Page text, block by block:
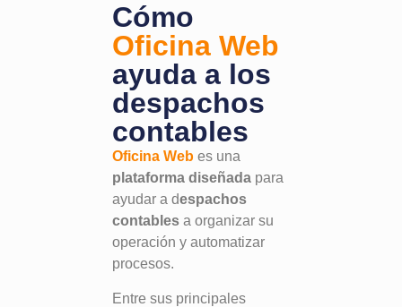
Cómo
Oficina Web
ayuda a los
despachos
contables
Oficina Web es una
plataforma diseñada para
ayudar a despachos
contables a organizar su
operación y automatizar
procesos.
Entre sus principales